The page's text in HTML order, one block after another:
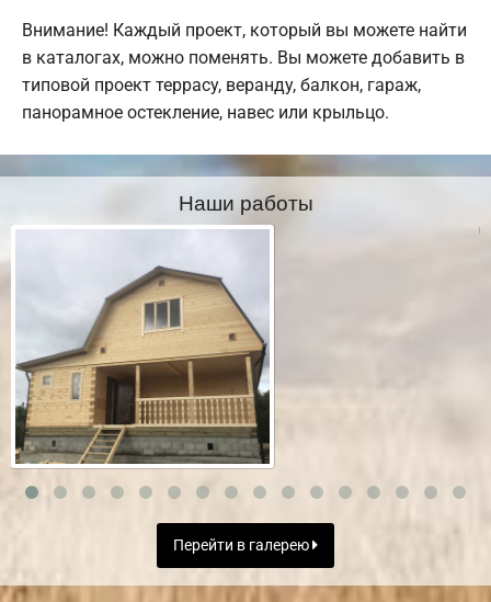
Внимание! Каждый проект, который вы можете найти
в каталогах, можно поменять. Вы можете добавить в
типовой проект террасу, веранду, балкон, гараж,
панорамное остекление, навес или крыльцо.
Наши работы
Перейти в галерею